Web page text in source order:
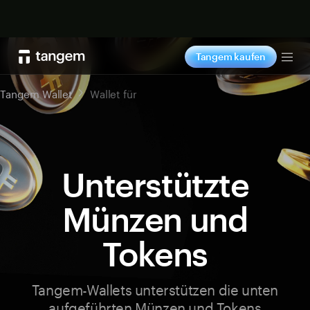
Tangem kaufen
Tangem Wallet Wallet für
Unterstützte
Münzen und
Tokens
Tangem-Wallets unterstützen die unten